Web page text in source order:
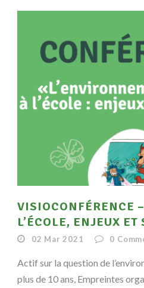
VISIOCONFÉRENCE
L’ÉCOLE, ENJEUX
02 Mar 2021 0
Actif sur la question de
plus de 10 ans, Empreintes